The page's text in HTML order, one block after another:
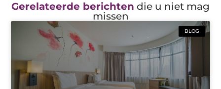
Gerelateerde berichten die u niet mag
missen
BLOG